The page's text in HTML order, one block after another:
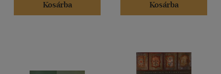
Kosárba
Kosárba